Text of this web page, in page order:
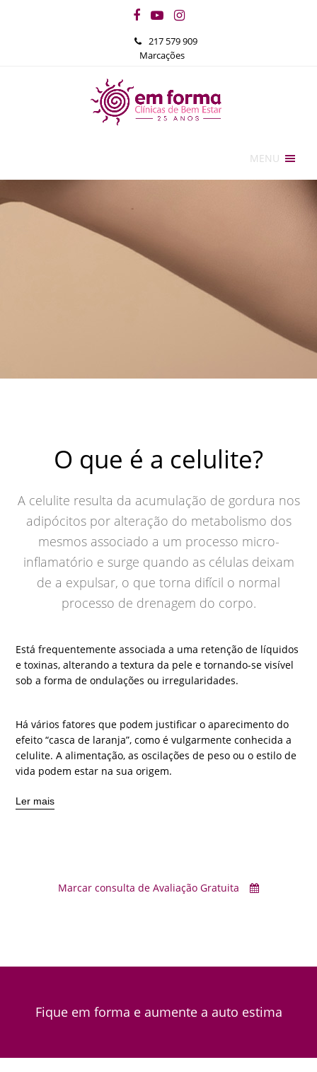
Facebook
YouTubeInstagram
217 579 909
Marcações
MENU
O que é a celulite?
A celulite resulta da acumulação de gordura nos
adipócitos por alteração do metabolismo dos
mesmos associado a um processo micro-
inflamatório e surge quando as células deixam
de a expulsar, o que torna difícil o normal
processo de drenagem do corpo.
Está frequentemente associada a uma retenção de líquidos
e toxinas, alterando a textura da pele e tornando-se visível
sob a forma de ondulações ou irregularidades.
Há vários fatores que podem justificar o aparecimento do
efeito “casca de laranja”, como é vulgarmente conhecida a
celulite. A alimentação, as oscilações de peso ou o estilo de
vida podem estar na sua origem.
Ler mais
Marcar consulta de Avaliação Gratuita
Fique em forma e aumente a auto estima